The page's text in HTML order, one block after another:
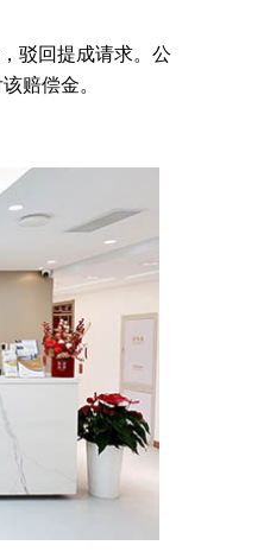
驳回提成请求。公
赔偿金。